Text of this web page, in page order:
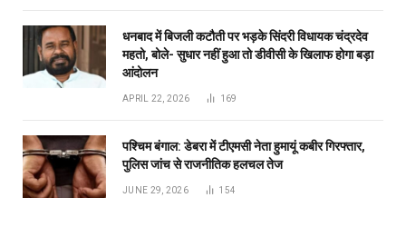
धनबाद में बिजली कटौती पर भड़के सिंदरी विधायक चंद्रदेव
महतो, बोले- सुधार नहीं हुआ तो डीवीसी के खिलाफ होगा बड़ा
आंदोलन
APRIL 22, 2026 169
पश्चिम बंगाल: डेबरा में टीएमसी नेता हुमायूं कबीर गिरफ्तार,
पुलिस जांच से राजनीतिक हलचल तेज
JUNE 29, 2026 154